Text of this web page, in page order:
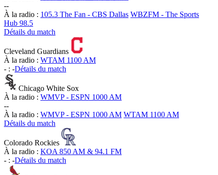
--
À la radio : 105.3 The Fan - CBS Dallas WBZFM - The Sports
Hub 98.5
Détails du match
Cleveland Guardians
À la radio : WTAM 1100 AM
- : -Détails du match
Chicago White Sox
À la radio : WMVP - ESPN 1000 AM
--
À la radio : WMVP - ESPN 1000 AM WTAM 1100 AM
Détails du match
Colorado Rockies
À la radio : KOA 850 AM & 94.1 FM
- : -Détails du match